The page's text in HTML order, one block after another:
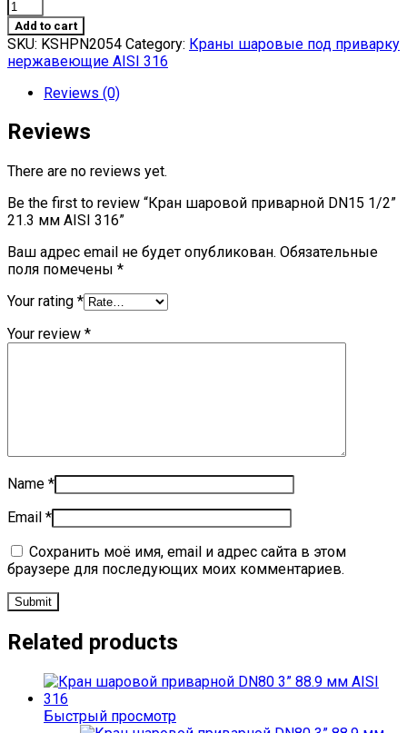
Кран
шаровой
приварной
DN15
1/2''
21.3
AISI
316
Add to cart
SKU: KSHPN2054 Category: Краны шаровые под приварку
нержавеющие AISI 316
Reviews (0)
Reviews
There are no reviews yet.
Be the first to review “Кран шаровой приварной DN15 1/2”
21.3 мм AISI 316”
Ваш адрес email не будет опубликован. Обязательные
поля помечены *
Your rating *
Your review *
Name *
Email *
Сохранить моё имя, email и адрес сайта в этом
браузере для последующих моих комментариев.
Related products
Быстрый просмотр